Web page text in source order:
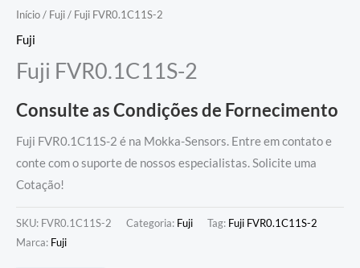
Início/ Fuji/ Fuji FVR0.1C11S-2
Fuji
Fuji FVR0.1C11S-2
Consulte as Condições de Fornecimento
Fuji FVR0.1C11S-2 é na Mokka-Sensors. Entre em contato e
conte com o suporte de nossos especialistas. Solicite uma
Cotação!
SKU: FVR0.1C11S-2 Categoria: Fuji Tag: Fuji FVR0.1C11S-2
Marca: Fuji